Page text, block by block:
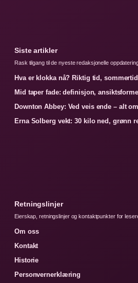
Siste artikler
Rask tilgang til de nyeste redaksjonelle
Hva er klokka nå? Riktig tid,
Mid taper fade: definisjon,
Downton Abbey: Ved veis ende – alt
Erna Solberg vekt: 30 kilo ned, grønn
Retningslinjer
Eierskap, retningslinjer og kontaktpunkter for
Om oss
Kontakt
Historie
Personvernerklæring